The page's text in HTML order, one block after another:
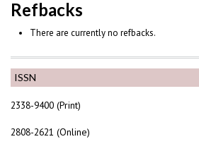
ISSN
2338-9400 (Print)
2808-2621 (Online)
Refbacks
There are currently no refbacks.